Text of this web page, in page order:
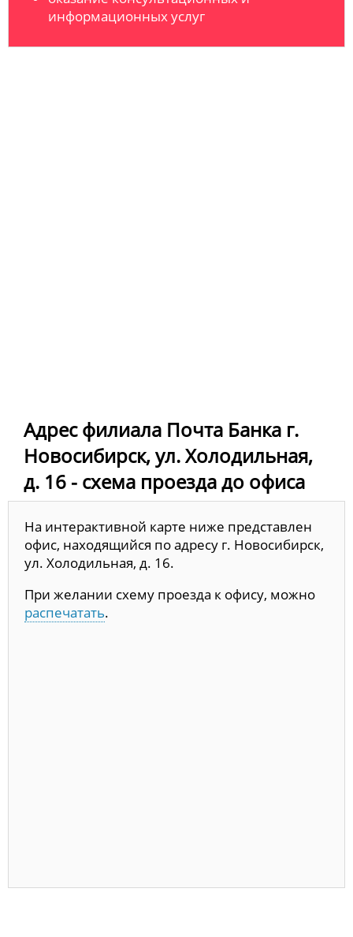
информационных услуг
Адрес филиала Почта Банка г.
Новосибирск, ул. Холодильная,
д. 16 - схема проезда до офиса
На интерактивной карте ниже представлен
офис, находящийся по адресу г. Новосибирск,
ул. Холодильная, д. 16.
При желании схему проезда к офису, можно
распечатать.